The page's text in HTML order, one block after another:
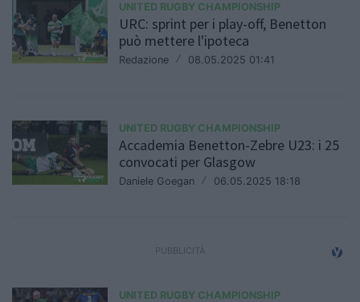
UNITED RUGBY CHAMPIONSHIP
URC: sprint per i play-off, Benetton
può mettere l'ipoteca
Redazione / 08.05.2025 01:41
UNITED RUGBY CHAMPIONSHIP
Accademia Benetton-Zebre U23: i 25
convocati per Glasgow
Daniele Goegan / 06.05.2025 18:18
UNITED RUGBY CHAMPIONSHIP